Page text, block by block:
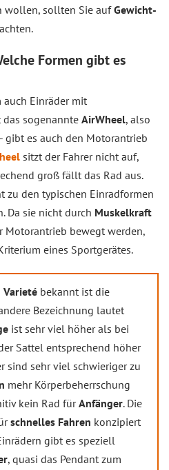
wollen, sollten Sie aufGewicht-
achten.
Formen gibt es
auch Einräder mit
das sogenannte AirWheel, also
gibt es auch den Motorantrieb
sitzt der Fahrer nicht auf,
groß fällt das Rad aus.
zu den typischen Einradformen
Da sie nicht durch Muskelkraft
Motorantrieb bewegt werden,
eines Sportgerätes.
Varieté bekannt ist die
Bezeichnung lautet
ist sehr viel höher als bei
Sattel entsprechend höher
sind sehr viel schwieriger zu
mehr Körperbeherrschung
kein Rad fürAnfänger. Die
schnelles Fahren konzipiert
gibt es speziell
, quasi das Pendant zum